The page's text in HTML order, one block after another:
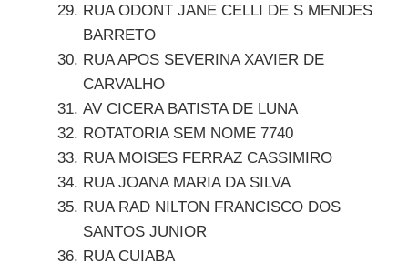
RUA ODONT JANE CELLI DE S MENDES
BARRETO
RUA APOS SEVERINA XAVIER DE
CARVALHO
AV CICERA BATISTA DE LUNA
ROTATORIA SEM NOME 7740
RUA MOISES FERRAZ CASSIMIRO
RUA JOANA MARIA DA SILVA
RUA RAD NILTON FRANCISCO DOS
SANTOS JUNIOR
RUA CUIABA